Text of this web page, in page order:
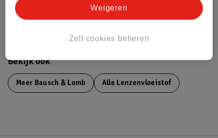
Bekijk ook
Meer Bausch & Lomb Alle Lenzenvloeistof
Zelf cookies beheren
Weigeren